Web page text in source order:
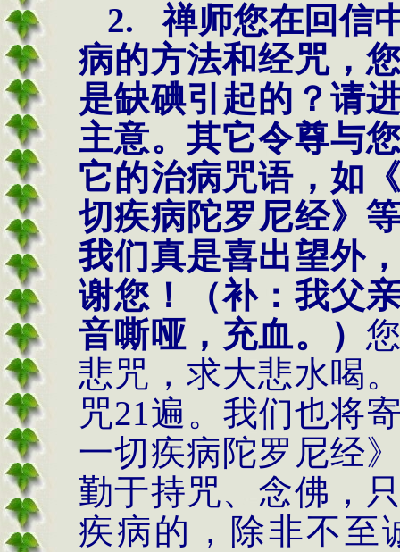
2.
禅师您在回信
病的方法和经咒，
是缺碘引起的？请
主意。其它令尊与
它的治病咒语，如
切疾病陀罗尼经》
我们真是喜出望外
谢您！（补：我父
音嘶哑，充血。）
悲咒，求大悲水喝
咒21遍。我们也将
一切疾病陀罗尼经
勤于持咒、念佛，
疾病的，除非不至